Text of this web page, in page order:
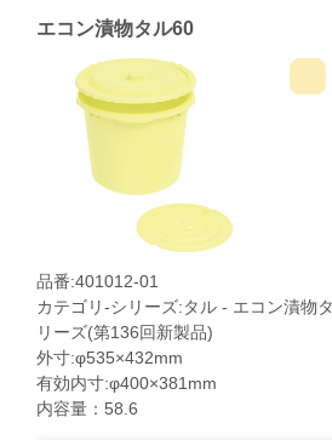
エコン漬物タル60
品番:401012-01
カテゴリ-シリーズ:タル - エコン漬物
リーズ(第136回新製品)
外寸:φ535×432mm
有効内寸:φ400×381mm
内容量：58.6